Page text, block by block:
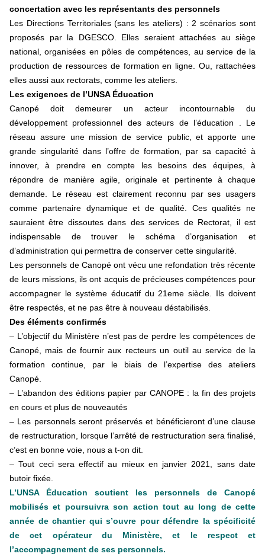
concertation avec les représentants des personnels
Les Directions Territoriales (sans les ateliers) : 2 scénarios sont
proposés par la DGESCO. Elles seraient attachées au siège
national, organisées en pôles de compétences, au service de la
production de ressources de formation en ligne. Ou, rattachées
elles aussi aux rectorats, comme les ateliers.
Les exigences de l’UNSA Éducation
Canopé doit demeurer un acteur incontournable du
développement professionnel des acteurs de l’éducation . Le
réseau assure une mission de service public, et apporte une
grande singularité dans l’offre de formation, par sa capacité à
innover, à prendre en compte les besoins des équipes, à
répondre de manière agile, originale et pertinente à chaque
demande. Le réseau est clairement reconnu par ses usagers
comme partenaire dynamique et de qualité. Ces qualités ne
sauraient être dissoutes dans des services de Rectorat, il est
indispensable de trouver le schéma d’organisation et
d’administration qui permettra de conserver cette singularité.
Les personnels de Canopé ont vécu une refondation très récente
de leurs missions, ils ont acquis de précieuses compétences pour
accompagner le système éducatif du 21eme siècle. Ils doivent
être respectés, et ne pas être à nouveau déstabilisés.
Des éléments confirmés
– L’objectif du Ministère n’est pas de perdre les compétences de
Canopé, mais de fournir aux recteurs un outil au service de la
formation continue, par le biais de l’expertise des ateliers
Canopé.
– L’abandon des éditions papier par CANOPE : la fin des projets
en cours et plus de nouveautés
– Les personnels seront préservés et bénéficieront d’une clause
de restructuration, lorsque l’arrêté de restructuration sera finalisé,
c’est en bonne voie, nous a t-on dit.
– Tout ceci sera effectif au mieux en janvier 2021, sans date
butoir fixée.
L’UNSA Éducation soutient les personnels de Canopé
mobilisés et poursuivra son action tout au long de cette
année de chantier qui s’ouvre pour défendre la spécificité
de cet opérateur du Ministère, et le respect et
l’accompagnement de ses personnels.